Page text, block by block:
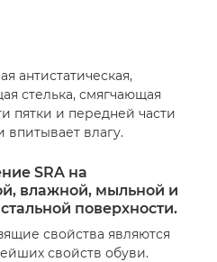
антистатическая,
стелька, смягчающая
пятки и передней части
влагу.
SRA на
влажной, мыльной и
поверхности.
свойства являются
свойств обуви.